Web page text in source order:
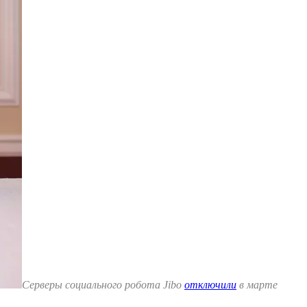
Серверы социального робота Jibo отключили в марте